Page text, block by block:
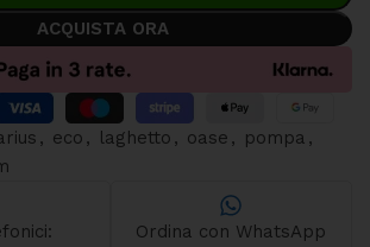
ACQUISTA ORA
, eco , laghetto , oase , pompa ,
Ordina con WhatsApp